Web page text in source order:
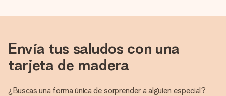
Envía tus saludos con una
tarjeta de madera
¿Buscas una forma única de sorprender a alguien especial?